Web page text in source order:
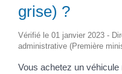
grise) ?
Vérifié le 01 janvier 2023 -
administrative (Première
Vous achetez un